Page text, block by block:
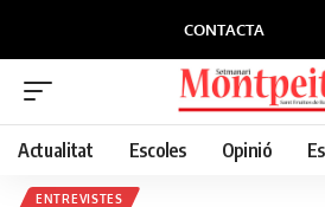
CONTACTA
Actualitat Escoles Opinió
ENTREVISTES